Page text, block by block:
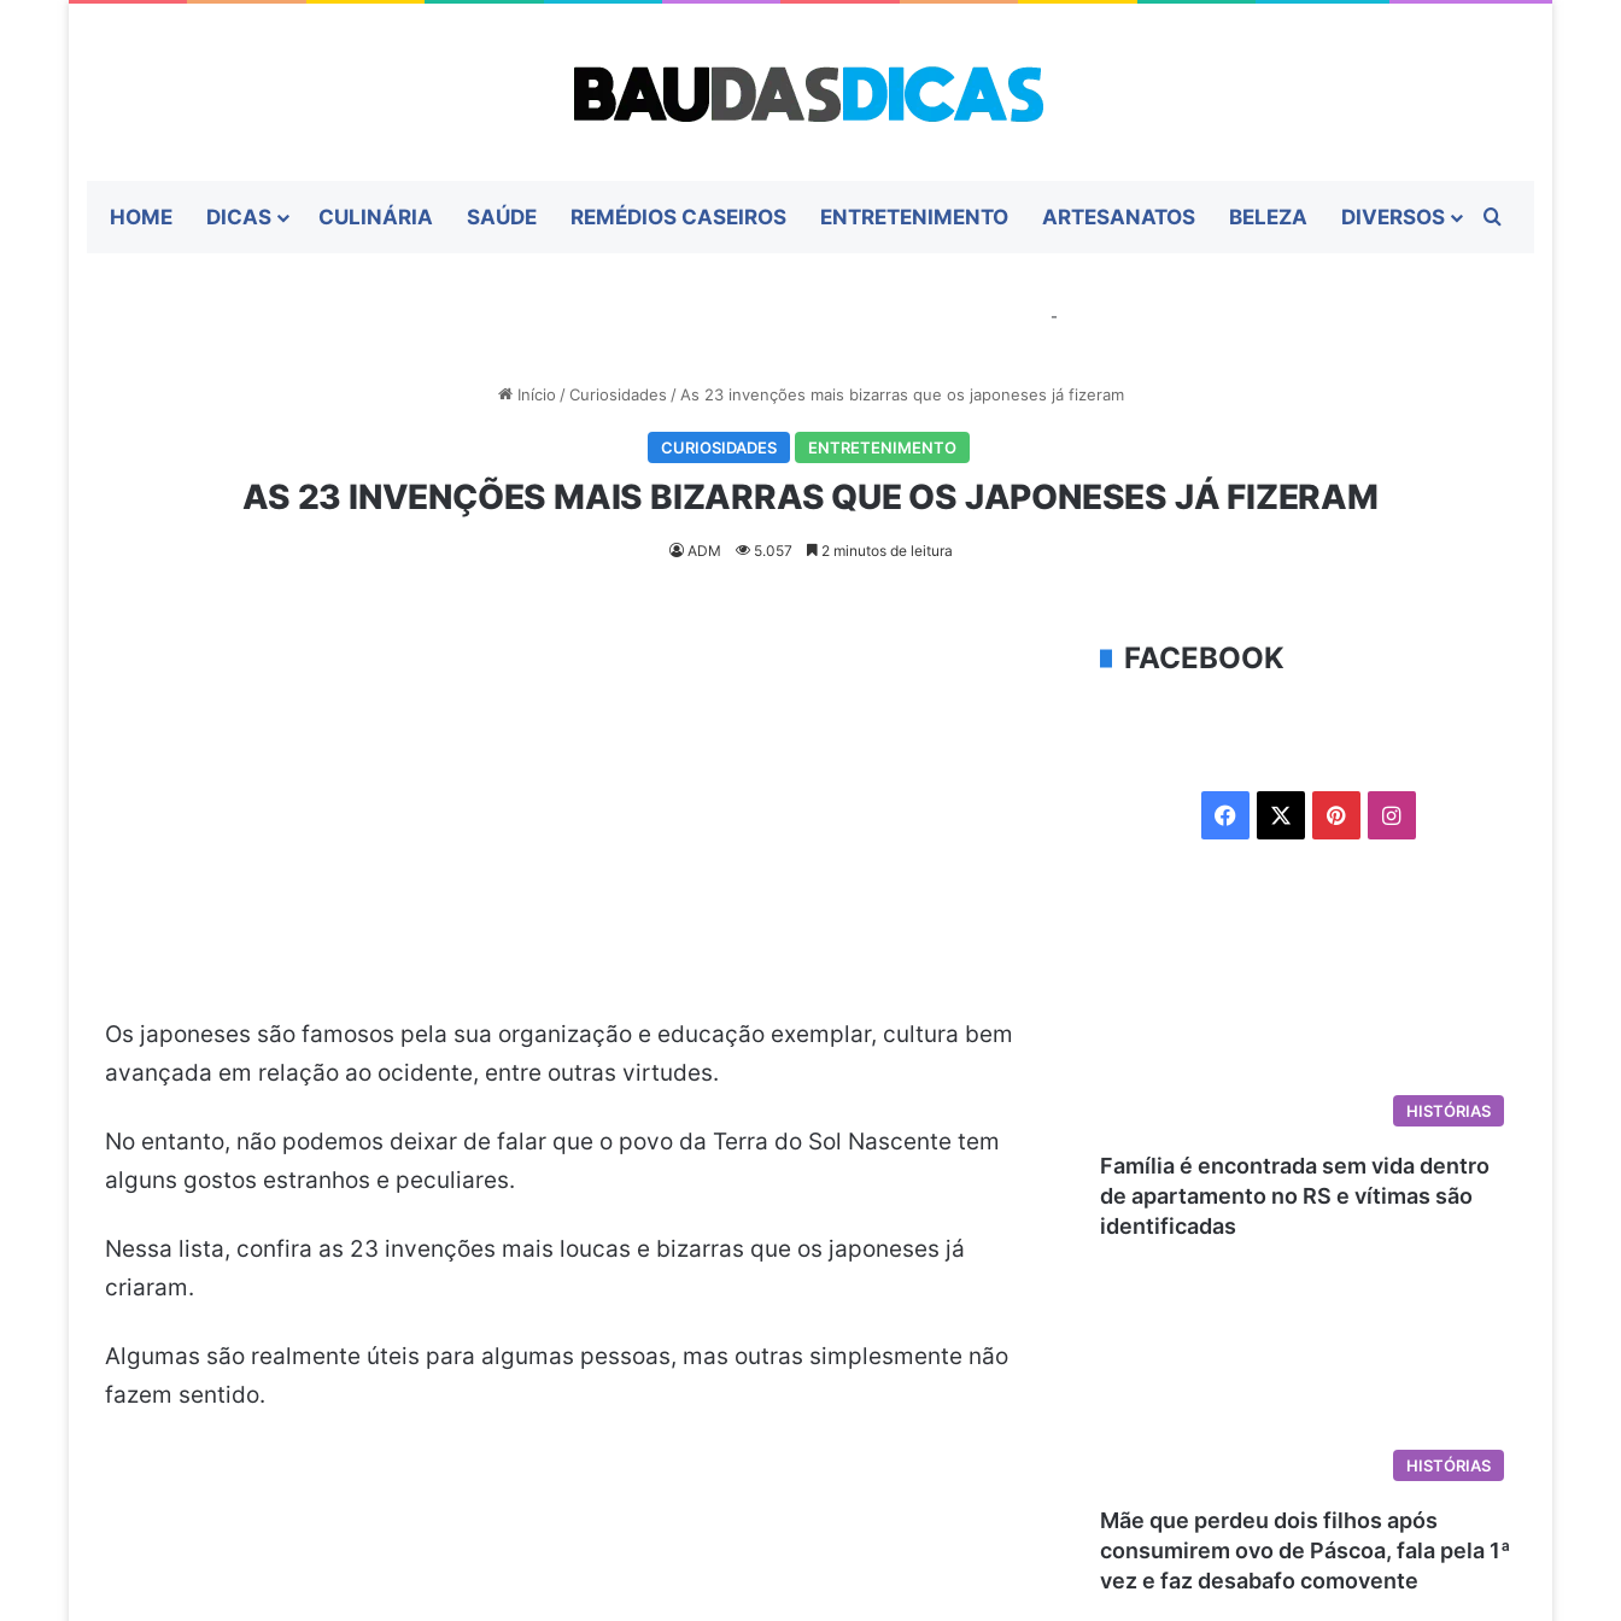
HOME DICAS CULINÁRIA SAÚDE REMÉDIOS CASEIROS ENTRETENIMENTO ARTESANATOS BELEZA DIVERSOS
-
Início / Curiosidades / As 23 invenções mais bizarras que os japoneses já fizeram
CURIOSIDADES ENTRETENIMENTO
AS 23 INVENÇÕES MAIS BIZARRAS QUE OS JAPONESES JÁ FIZERAM
ADM 5.057 2 minutos de leitura
Os japoneses são famosos pela sua organização e educação exemplar, cultura bem
avançada em relação ao ocidente, entre outras virtudes.
No entanto, não podemos deixar de falar que o povo da Terra do Sol Nascente tem
alguns gostos estranhos e peculiares.
Nessa lista, confira as 23 invenções mais loucas e bizarras que os japoneses já
criaram.
Algumas são realmente úteis para algumas pessoas, mas outras simplesmente não
fazem sentido.
FACEBOOK
Facebook PinterestInstagram
HISTÓRIAS
Família é encontrada sem vida dentro
de apartamento no RS e vítimas são
identificadas
HISTÓRIAS
Mãe que perdeu dois filhos após
consumirem ovo de Páscoa, fala pela 1ª
vez e faz desabafo comovente